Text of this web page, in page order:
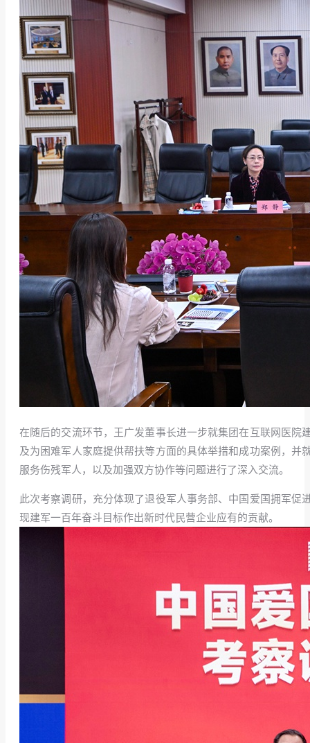
在随后的交流环节，王广发董事长进一步就集团在互联网医
及为困难军人家庭提供帮扶等方面的具体举措和成功案例，
服务伤残军人，以及加强双方协作等问题进行了深入交流。
此次考察调研，充分体现了退役军人事务部、中国爱国拥军
现建军一百年奋斗目标作出新时代民营企业应有的贡献。